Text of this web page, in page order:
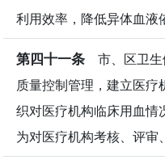
利用效率，降低异体血液
第四十一条 市、区卫生
质量控制管理，建立医疗
织对医疗机构临床用血情
为对医疗机构考核、评审